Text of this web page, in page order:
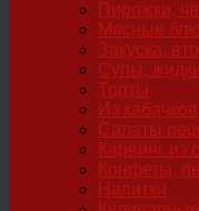
Пирожки,
Мясные
Закуска,
Супы,
Торты
Из
Салаты
Карвинг из
Конфеты,
Напитки